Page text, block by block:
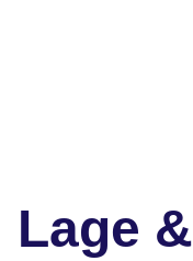
Lage &